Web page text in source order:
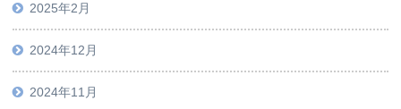
2025年2月
2024年12月
2024年11月